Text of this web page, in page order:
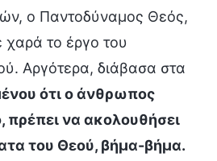
ο Παντοδύναμος Θεός,
χαρά το έργο του
Αργότερα, διάβασα στα
ότι ο άνθρωπος
πρέπει να ακολουθήσει
του Θεού, βήμα-βήμα.